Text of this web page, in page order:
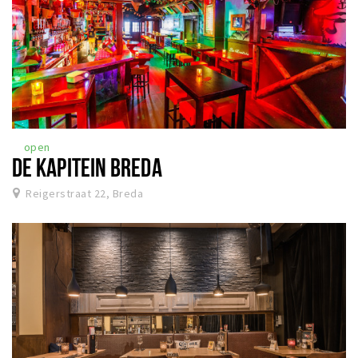
open
DE KAPITEIN BREDA
Reigerstraat 22, Breda